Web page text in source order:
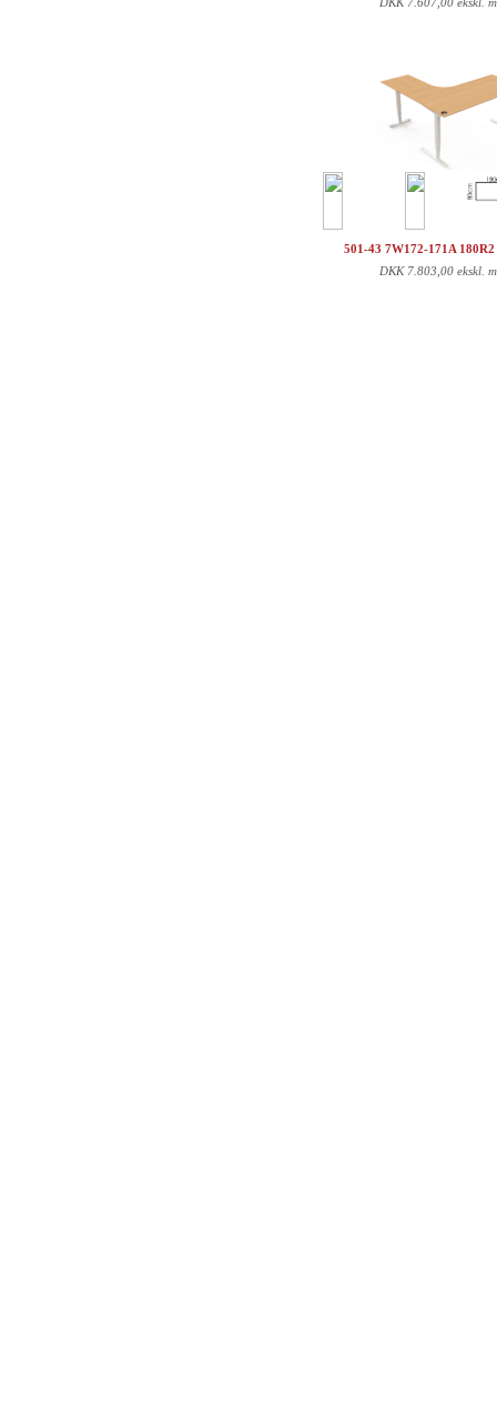
DKK 7.607,00 ekskl.
501-43 7W172-171A 180R2
DKK 7.803,00 ekskl.